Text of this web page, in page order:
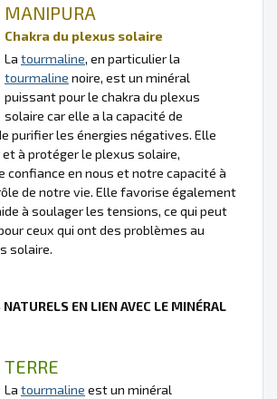
MANIPURA
Chakra du plexus solaire
La tourmaline, en particulier la
tourmaline noire, est un minéral
puissant pour le chakra du plexus
solaire car elle a la capacité de
purifier les énergies négatives. Elle
et à protéger le plexus solaire,
confiance en nous et notre capacité à
de notre vie. Elle favorise également
à soulager les tensions, ce qui peut
ceux qui ont des problèmes au
solaire.
EN LIEN AVEC LE MINÉRAL
TERRE
La tourmaline est un minéral